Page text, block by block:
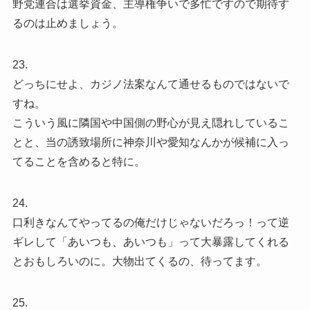
野党連合は選挙資金、主導権争いで多忙ですので期待す
るのは止めましょう。
23.
どっちにせよ、カジノ法案なんて通せるものではないで
すね。
こういう風に隣国や中国側の野心が見え隠れしているこ
とと、当の誘致場所に神奈川や愛知なんかが候補に入っ
てることを含めると特に。
24.
口利きなんてやってるの俺だけじゃないだろっ！って逆
ギレして「あいつも、あいつも」って大暴露してくれる
とおもしろいのに。大物出てくるの、待ってます。
25.